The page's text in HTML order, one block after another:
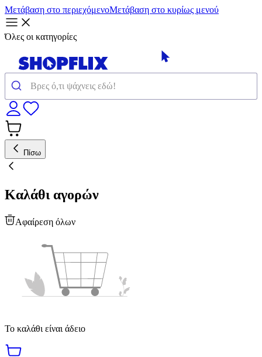
Μετάβαση στο περιεχόμενοΜετάβαση στο κυρίως μενού
Όλες οι κατηγορίες
Πίσω
Καλάθι αγορών
Αφαίρεση όλων
Το καλάθι είναι άδειο